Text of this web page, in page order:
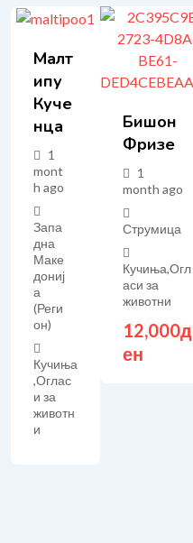
Малт
Ипу
Куче
Нца
1
mont
h ago
Запа
дна
Маке
дониј
а
(Реги
он)
Кучиња
,Оглас
и за
животн
и
Бишон
Фризе
1
month ago
Струмица
Кучиња,Огл
аси за
животни
12,000д
ен